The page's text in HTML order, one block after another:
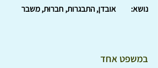
אובדן, התבגרות, חברוּת, משבר נושא:
במשפט אחד